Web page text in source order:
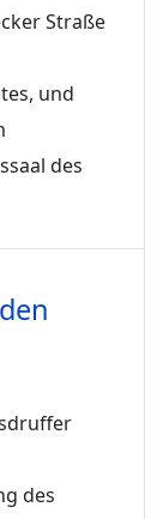
Straße
und
des
des